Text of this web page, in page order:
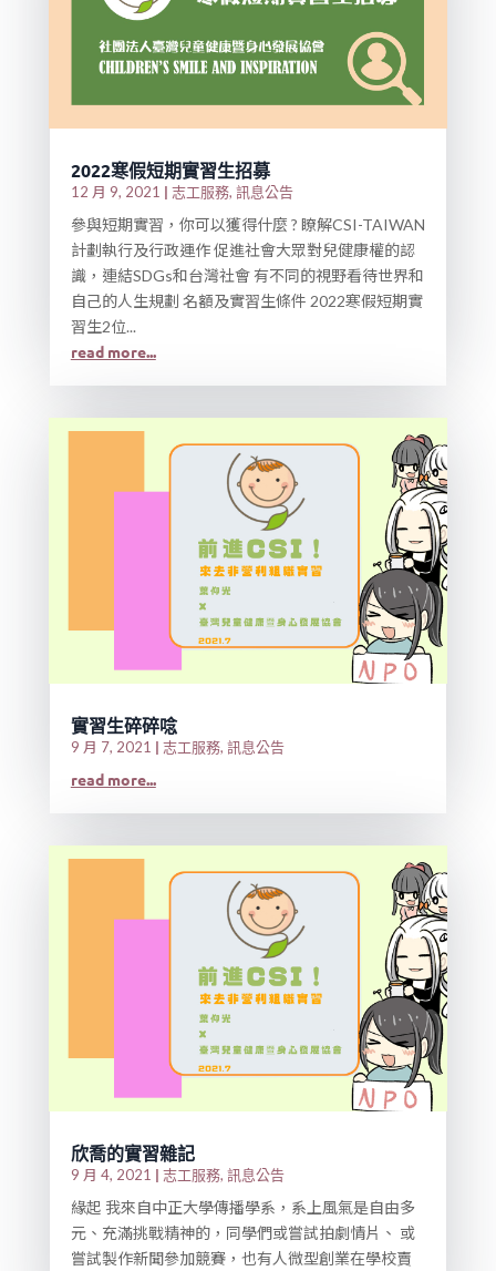
2022寒假短期實習生招募
12 月 9, 2021 | 志工服務, 訊息公告
參與短期實習，你可以獲得什麼 ? 瞭解CSI-TAIWAN
計劃執行及行政運作 促進社會大眾對兒健康權的認
識，連結SDGs和台灣社會 有不同的視野看待世界和
自己的人生規劃 名額及實習生條件 2022寒假短期實
習生2位...
read more...
實習生碎碎唸
9 月 7, 2021 | 志工服務, 訊息公告
read more...
欣喬的實習雜記
9 月 4, 2021 | 志工服務, 訊息公告
緣起 我來自中正大學傳播學系，系上風氣是自由多
元、充滿挑戰精神的，同學們或嘗試拍劇情片、 或
嘗試製作新聞參加競賽，也有人微型創業在學校賣